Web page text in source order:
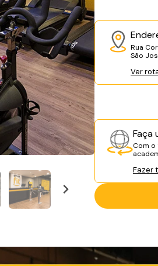
Rua
São
Ver
Faça
Com o
Fazer